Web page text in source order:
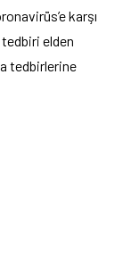
karşı
elden
tedbirlerine